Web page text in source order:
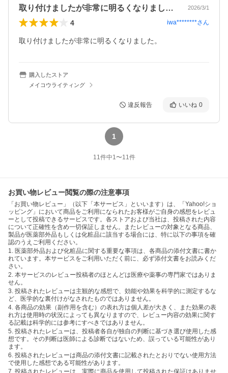
取り付けましたが非常に明るくなりました… 2026/3/1
4 iwa********さん
購入したストア
メイコウライティング
違反報告 いいね 0
1
11件中1〜11件
お買い物レビュー閲覧の際の注意事項
「お買い物レビュー」（以下「本サービス」といいます）は、「Yahoo!ショ
ッピング」において商品をご利用になられたお客様がご自身の感想をレビュ
ーとして投稿できるサービスです。各ストアおよび当社は、投稿された内容
について正確性を含め一切保証しません。またレビューの対象となる商品、
製品が医薬部外品もしくは化粧品に該当する場合には、特に以下の事項を確
認のうえご利用ください。
1. 医薬部外品および化粧品に関する重要な事項は、各商品の添付文書に書か
れています。本サービスをご利用いただく前に、必ず添付文書をお読みくだ
さい。
2. 本サービスのレビュー投稿者のほとんどは医療や薬事の専門家ではありま
せん。
3. 投稿されたレビューは主観的な感想で、効能や効果を科学的に測定するな
ど、医学的な裏付けがなされたものではありません。
4. 各商品の効果（副作用を含む）の表れ方は個人差が大きく、また効果の表
れ方は使用時の状況によっても異なりますので、レビュー内容の効果に関す
る記載は科学的には参考にすべきではありません。
5. 投稿されたレビューは、投稿者各自が独自の判断に基づき選び使用した感
想です。その判断は医師による診断ではないため、誤っている可能性があり
ます。
6. 投稿されたレビューは商品の添付文書に記載されたとおりでない使用方法
で使用した感想である可能性があります。
7. 投稿されたレビューは、実際に商品を使用して投稿された保証はありませ